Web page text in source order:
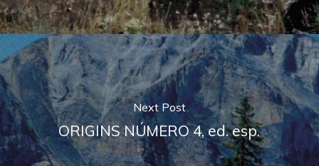
Next Post
ORIGINS NÚMERO 4, ed. esp.